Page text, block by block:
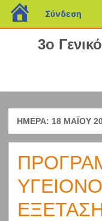
3ο
ΗΜΈΡΑ: 18 ΜΑΪ́ΟΥ
blogs.sch.gr
Σύνδεση